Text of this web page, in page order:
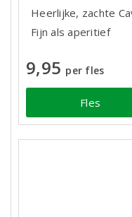
Heerlijke, zachte
Fijn als aperitief
9,95 per fles
Fles